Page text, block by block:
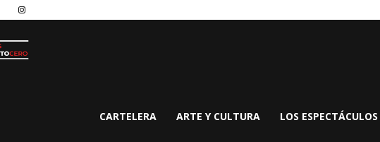
CARTELERA ARTE Y CULTURA LOS ESPECTÁCULOS